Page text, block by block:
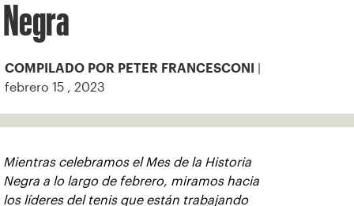
Negra
COMPILADO POR PETER FRANCESCONI
febrero 15 , 2023
Mientras celebramos el Mes de la Historia
Negra a lo largo de febrero, miramos hacia
los líderes del tenis que están trabajando